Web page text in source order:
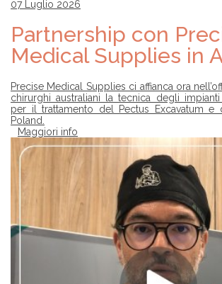
U
N
C
H
I
U
R
G
O
07 Luglio 2026
Partnership con
Medical Supplies in
Precise Medical Supplies ci affianca ora
chirurghi australiani la tecnica degli
per il trattamento del Pectus Excavatum e
Poland.
Maggiori info